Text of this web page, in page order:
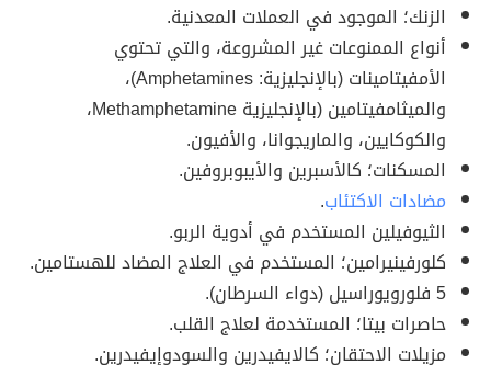
الزنك؛ الموجود في العملات المعدنية.
أنواع الممنوعات غير المشروعة، والتي تحتوي
الأمفيتامينات (بالإنجليزية: Amphetamines)،
والميثامفيتامين (بالإنجليزية Methamphetamine،
والكوكايين، والماريجوانا، والأفيون.
المسكنات؛ كالأسبرين والأيبوبروفين.
مضادات الاكتئاب.
الثيوفيلين المستخدم في أدوية الربو.
كلورفينيرامين؛ المستخدم في العلاج المضاد للهستامين.
5 فلورويوراسيل (دواء السرطان).
حاصرات بيتا؛ المستخدمة لعلاج القلب.
مزيلات الاحتقان؛ كالايفيدرين والسودوإيفيدرين.